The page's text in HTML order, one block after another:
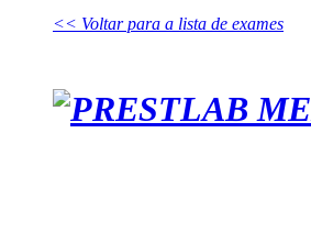
<< Voltar para a lista de exames